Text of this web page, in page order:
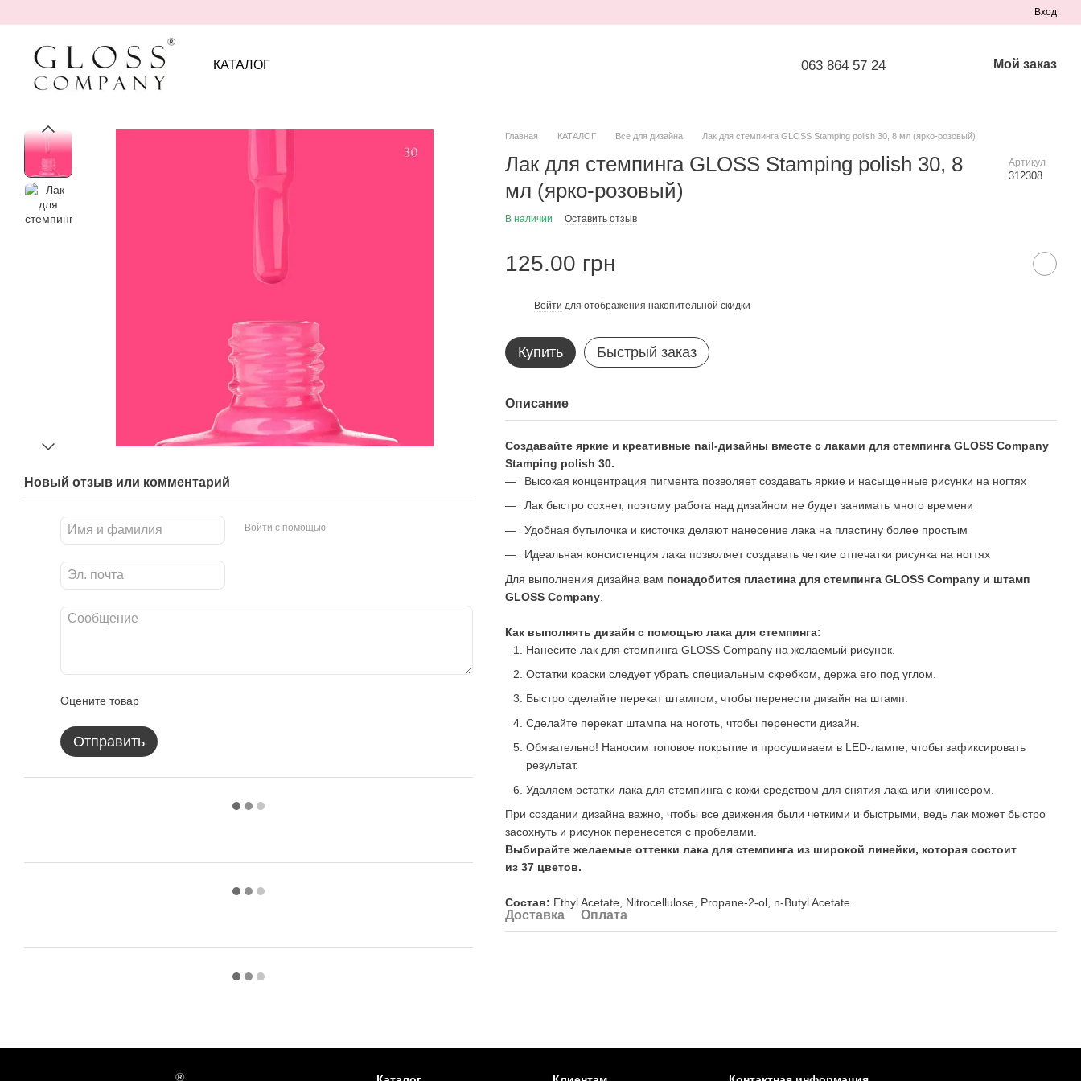
Вход
КАТАЛОГ 063 864 57 24 Мой заказ
Новый отзыв или комментарий
Войти с помощью
Оцените товар
Отправить
Главная КАТАЛОГ Все для дизайна Лак для стемпинга GLOSS Stamping polish 30, 8 мл (ярко-розовый)
Лак для стемпинга GLOSS Stamping polish 30, 8
мл (ярко-розовый)
Артикул
312308
В наличии Оставить отзыв
125.00 грн
Войти для отображения накопительной скидки
Купить Быстрый заказ
Описание
Создавайте яркие и креативные nail-дизайны вместе с лаками для стемпинга GLOSS Company
Stamping polish 30.
Высокая концентрация пигмента позволяет создавать яркие и насыщенные рисунки на ногтях
Лак быстро сохнет, поэтому работа над дизайном не будет занимать много времени
Удобная бутылочка и кисточка делают нанесение лака на пластину более простым
Идеальная консистенция лака позволяет создавать четкие отпечатки рисунка на ногтях
Для выполнения дизайна вам понадобится пластина для стемпинга GLOSS Company и штамп
GLOSS Company.
Как выполнять дизайн с помощью лака для стемпинга:
Нанесите лак для стемпинга GLOSS Company на желаемый рисунок.
Остатки краски следует убрать специальным скребком, держа его под углом.
Быстро сделайте перекат штампом, чтобы перенести дизайн на штамп.
Сделайте перекат штампа на ноготь, чтобы перенести дизайн.
Обязательно! Наносим топовое покрытие и просушиваем в LED-лампе, чтобы зафиксировать
результат.
Удаляем остатки лака для стемпинга с кожи средством для снятия лака или клинсером.
При создании дизайна важно, чтобы все движения были четкими и быстрыми, ведь лак может быстро
засохнуть и рисунок перенесется с пробелами.
Выбирайте желаемые оттенки лака для стемпинга из широкой линейки, которая состоит
из 37цветов.
Состав: Ethyl Acetate, Nitrocellulose, Propane-2-ol, n-Butyl Acetate.
Доставка Оплата